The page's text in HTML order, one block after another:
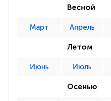
Весной
Март Апрель
Летом
Июнь Июль
Осенью